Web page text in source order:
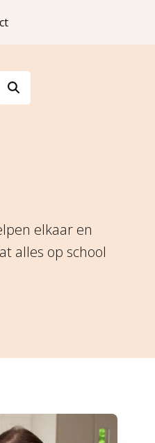
elkaar en
alles op school